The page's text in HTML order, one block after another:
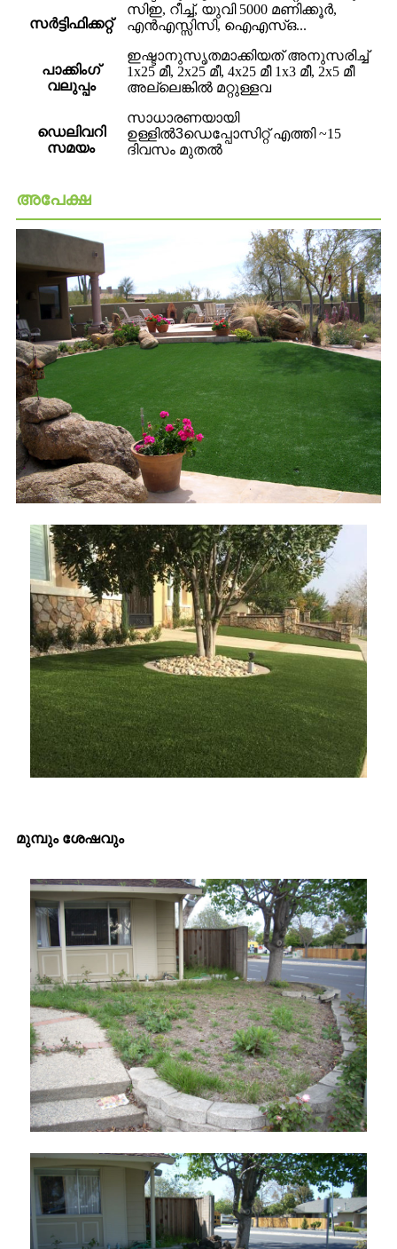
സർട്ടിഫിക്കറ്റ്
സിഇ, റീച്ച്, യുവി 5000 മണിക്കൂർ,
എൻഎസ്സിസി, ഐഎസ്ഒ...
പാക്കിംഗ്
വലുപ്പം
ഇഷ്ടാനുസൃതമാക്കിയത് അനുസരിച്ച്
1x25 മീ, 2x25 മീ, 4x25 മീ 1x3 മീ, 2x5 മീ
അല്ലെങ്കിൽ മറ്റുള്ളവ
ഡെലിവറി
സമയം
സാധാരണയായി
ഉള്ളിൽ3ഡെപ്പോസിറ്റ് എത്തി ~15
ദിവസം മുതൽ
അപേക്ഷ
മുമ്പും ശേഷവും